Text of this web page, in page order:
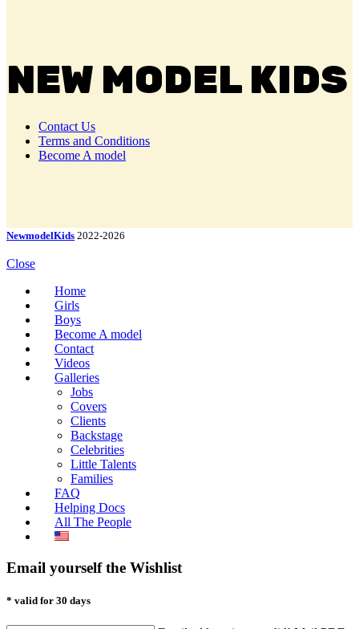
NEW MODEL KIDS
Contact Us
Terms and Conditions
Become A model
NewmodelKids 2022-2026
Close
Home
Girls
Boys
Become A model
Contact
Videos
Galleries
Jobs
Covers
Clients
Backstage
Celebrities
Little Talents
Families
FAQ
Helping Docs
All The People
Email yourself the Wishlist
* valid for 30 days